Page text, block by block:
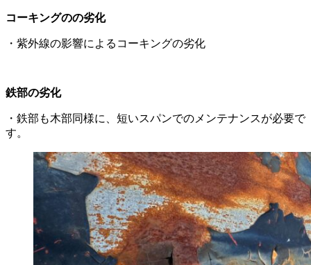
コーキングのの劣化
・紫外線の影響によるコーキングの劣化
鉄部の劣化
・鉄部も木部同様に、短いスパンでのメンテナンスが必要で
す。